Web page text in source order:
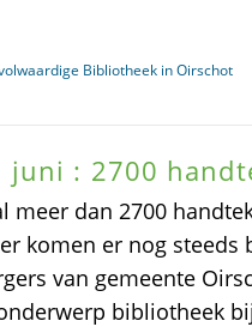
Bibliotheek in Oirschot
juni : 2700
meer dan 2700
komen er nog steeds
van gemeente
bibliotheek